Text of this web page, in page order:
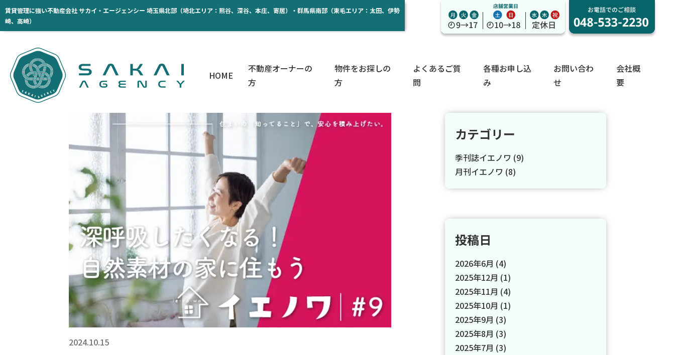
賃貸管理に強い不動産会社 サカイ・エージェンシー 埼玉県北部（埼北エリア：熊谷、深谷、本庄、寄居）・群馬県南部（東毛エリア：太田、伊勢
崎、高崎）
HOME
不動産オーナーの
方
物件をお探しの
方
よくあるご質
問
各種お申し込
み
お問い合わ
せ
会社概
要
2024.10.15
カテゴリー
季刊誌イエノワ (9)
月刊イエノワ (8)
投稿日
2026年6月 (4)
2025年12月 (1)
2025年11月 (4)
2025年10月 (1)
2025年9月 (3)
2025年8月 (3)
2025年7月 (3)